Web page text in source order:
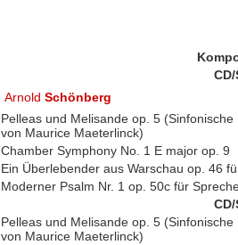
ArnoldSchönberg
Pelleas und Melisande op. 5
von Maurice Maeterlinck)
Chamber Symphony No. 1 E major op. 9
Ein Überlebender aus Warschau op. 46
Moderner Psalm Nr. 1 op. 50c für
Pelleas und Melisande op. 5
von Maurice Maeterlinck)